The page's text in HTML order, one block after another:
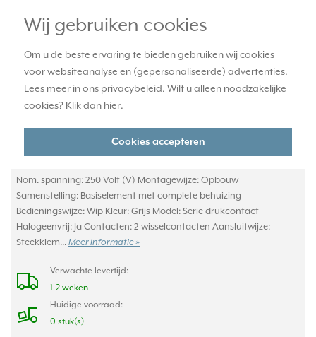
Wij gebruiken cookies
Om u de beste ervaring te bieden gebruiken wij cookies
voor websiteanalyse en (gepersonaliseerde) advertenties.
Lees meer in ons privacybeleid. Wilt u alleen noodzakelijke
cookies? Klik dan hier.
Cookies accepteren
Nom. spanning: 250 Volt (V) Montagewijze: Opbouw
Samenstelling: Basiselement met complete behuizing
Bedieningswijze: Wip Kleur: Grijs Model: Serie drukcontact
Halogeenvrij: Ja Contacten: 2 wisselcontacten Aansluitwijze:
Steekklem... Meer informatie »
Verwachte levertijd:
1-2 weken
Huidige voorraad:
0 stuk(s)